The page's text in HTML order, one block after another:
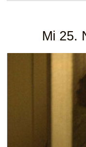
Mi 25.